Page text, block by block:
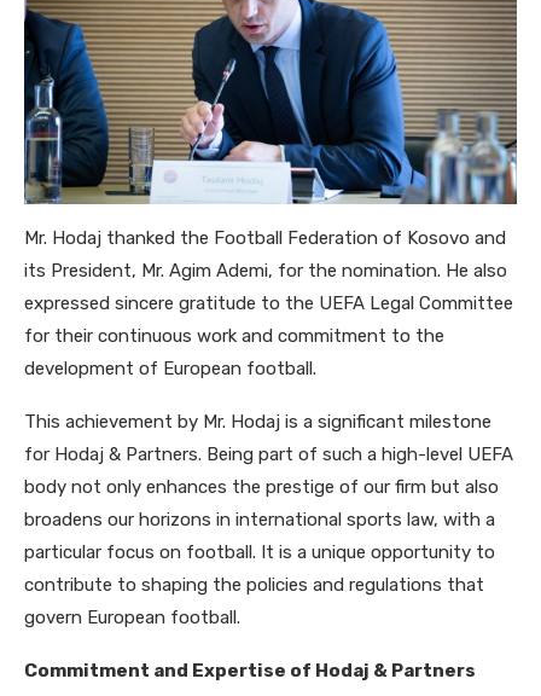
Mr. Hodaj thanked the Football Federation of Kosovo and
its President, Mr. Agim Ademi, for the nomination. He also
expressed sincere gratitude to the UEFA Legal Committee
for their continuous work and commitment to the
development of European football.
This achievement by Mr. Hodaj is a significant milestone
for Hodaj & Partners. Being part of such a high-level UEFA
body not only enhances the prestige of our firm but also
broadens our horizons in international sports law, with a
particular focus on football. It is a unique opportunity to
contribute to shaping the policies and regulations that
govern European football.
Commitment and Expertise of Hodaj & Partners